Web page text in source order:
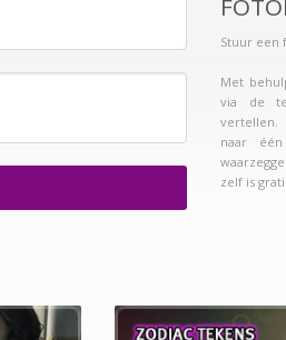
Stuur een
Met
via de
vertellen.
naar
zelf is